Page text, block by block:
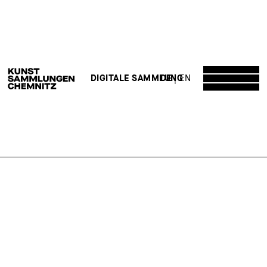
DE EN
DIGITALE SAMMLUNG